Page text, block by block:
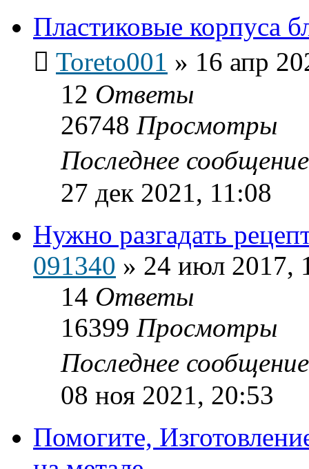
Пластиковые корпуса
Toreto001 » 16 апр
12 Ответы
26748 Просмотры
Последнее
27 дек 2021, 11:08
Нужно разгадать
091340 » 24 июл 2017,
14 Ответы
16399 Просмотры
Последнее
08 ноя 2021, 20:53
Помогите,